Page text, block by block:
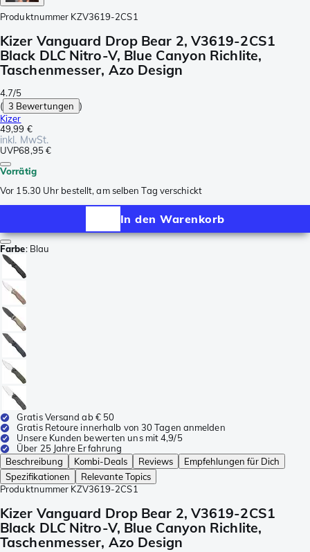
Produktnummer KZV3619-2CS1
Kizer Vanguard Drop Bear 2, V3619-2CS1
Black DLC Nitro-V, Blue Canyon Richlite,
Taschenmesser, Azo Design
4.7/5
( 3 Bewertungen )
Kizer
49,99 €
inkl. MwSt.
UVP68,95 €
Vorrätig
Vor 15.30 Uhr bestellt, am selben Tag verschickt
In den Warenkorb
Farbe: Blau
Gratis Versand ab € 50
Gratis Retoure innerhalb von 30 Tagen anmelden
Unsere Kunden bewerten uns mit 4,9/5
Über 25 Jahre Erfahrung
Beschreibung
Kombi-Deals Reviews
Empfehlungen für Dich
Spezifikationen
Relevante Topics
Produktnummer KZV3619-2CS1
Kizer Vanguard Drop Bear 2, V3619-2CS1
Black DLC Nitro-V, Blue Canyon Richlite,
Taschenmesser, Azo Design